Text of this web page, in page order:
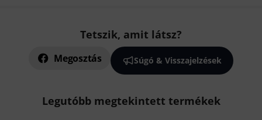
Tetszik, amit látsz?
Megosztás Súgó & Visszajelzések
Legutóbb megtekintett termékek